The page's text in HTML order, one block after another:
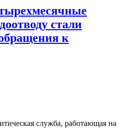
стали
к
служба, работающая на